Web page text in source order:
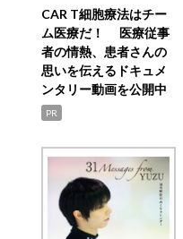
CAR T細胞療法はチー
ム医療だ！ 医療従事
者の情熱、患者さんの
思いを伝えるドキュメ
ンタリー動画を公開中
PR